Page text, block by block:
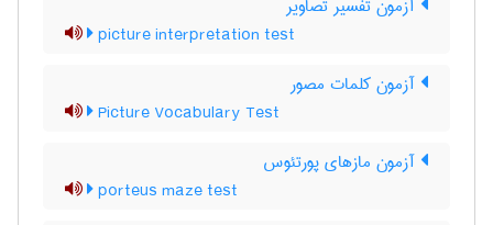
آزمون تفسیر تصاویر
picture interpretation test
آزمون کلمات مصور
Picture Vocabulary Test
آزمون مازهای پورتئوس
porteus maze test